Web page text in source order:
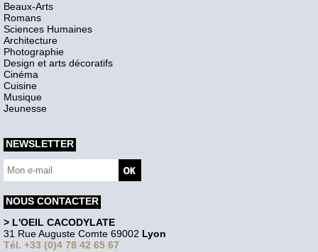
Beaux-Arts
Romans
Sciences Humaines
Architecture
Photographie
Design et arts décoratifs
Cinéma
Cuisine
Musique
Jeunesse
NEWSLETTER
NOUS CONTACTER
> L'OEIL CACODYLATE
31 Rue Auguste Comte 69002 Lyon
Tél. +33 (0)4 78 42 65 67